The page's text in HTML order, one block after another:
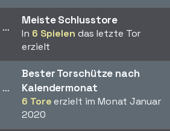
Meiste Schlusstore
In 6 Spielen das letzte Tor
erzielt
Bester Torschütze nach
Kalendermonat
6 Toreerzielt im Monat Januar
2020